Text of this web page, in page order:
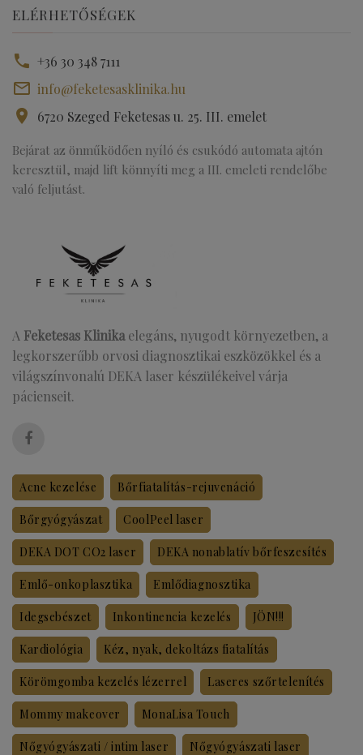
ELÉRHETŐSÉGEK
+36 30 348 7111
info@feketesasklinika.hu
6720 Szeged Feketesas u. 25. III. emelet
Bejárat az önműködően nyíló és csukódó automata ajtón
keresztül, majd lift könnyíti meg a III. emeleti rendelőbe
való feljutást.
A Feketesas Klinikaelegáns, nyugodt környezetben, a
legkorszerűbb orvosi diagnosztikai eszközökkel és a
világszínvonalú DEKA laser készülékeivel várja
pácienseit.
Acne kezelése Bőrfiatalítás-rejuvenáció
Bőrgyógyászat CoolPeel laser
DEKA DOT CO2 laser DEKA nonablatív bőrfeszesítés
Emlő-onkoplasztika Emlődiagnosztika
Idegsebészet Inkontinencia kezelés JÖN!!!
Kardiológia Kéz, nyak, dekoltázs fiatalítás
Körömgomba kezelés lézerrel Laseres szőrtelenítés
Mommy makeover MonaLisa Touch
Nőgyógyászati / intim laser Nőgyógyászati laser